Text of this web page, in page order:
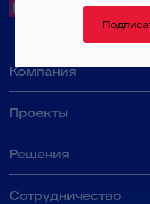
технологии
Компания
Проекты
Решения
Сотрудничество